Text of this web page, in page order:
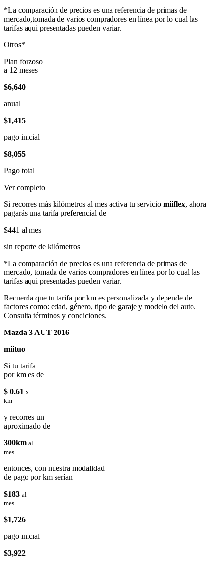
*La comparación de precios es una referencia de primas de
mercado,tomada de varios compradores en línea por lo cual las
tarifas aqui presentadas pueden variar.
Otros*
Plan forzoso
a 12 meses
$6,640
anual
$1,415
pago inicial
$8,055
Pago total
Ver completo
Si recorres más kilómetros al mes activa tu servicio miiflex, ahora
pagarás una tarifa preferencial de
$441 al mes
sin reporte de kilómetros
*La comparación de precios es una referencia de primas de
mercado, tomada de varios compradores en línea por lo cual las
tarifas aqui presentadas pueden variar.
Recuerda que tu tarifa por km es personalizada y depende de
factores como: edad, género, tipo de garaje y modelo del auto.
Consulta términos y condiciones.
Mazda 3 AUT 2016
miituo
Si tu tarifa
por km es de
$ 0.61 x
km
y recorres un
aproximado de
300km al
mes
entonces, con nuestra modalidad
de pago por km serían
$183 al
mes
$1,726
pago inicial
$3,922